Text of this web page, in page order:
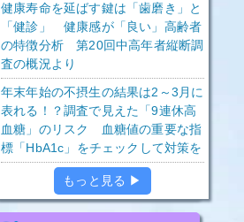
健康寿命を延ばす鍵は「歯磨き」と
「健診」 健康感が「良い」高齢者
の特徴分析 第20回中高年者縦断調
査の概況より
年末年始の不摂生の結果は2～3月に
表れる！？調査で見えた「9連休高
血糖」のリスク 血糖値の重要な指
標「HbA1c」をチェックして対策を
もっと見る ▶